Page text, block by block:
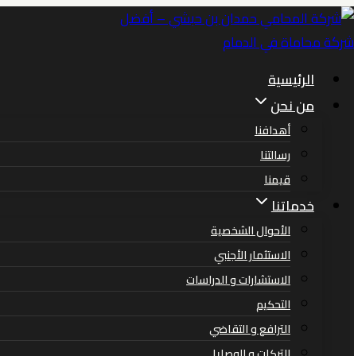
التجاوز
إلى
الرئيسية
من نحن
أهدافنا
رسالتنا
قيمنا
خدماتنا
الأحوال الشخصية
الاستثمار الأجنبي
الاستشارات و الدراسات
التحكيم
الترافع و التقاضي
فصل تعسفي